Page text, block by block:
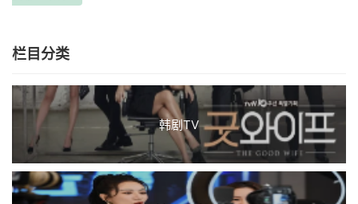
栏目分类
韩剧TV